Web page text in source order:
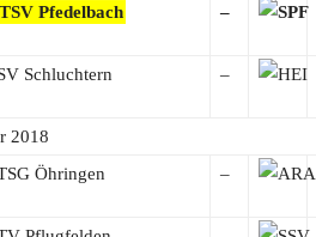
TSV Pfedelbach –
Schluchtern –
2018
Öhringen –